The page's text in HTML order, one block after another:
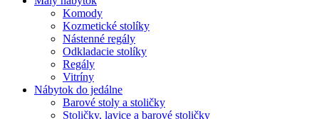
Komody
Kozmetické stolíky
Nástenné regály
Odkladacie stolíky
Regály
Vitríny
Nábytok do jedálne
Barové stoly a stoličky
Stoličky, lavice a barové stoličky